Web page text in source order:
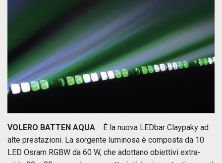
VOLERO BATTEN AQUA È la nuova LEDbar Claypaky ad
alte prestazioni. La sorgente luminosa è composta da 10
LED Osram RGBW da 60 W, che adottano obiettivi extra-